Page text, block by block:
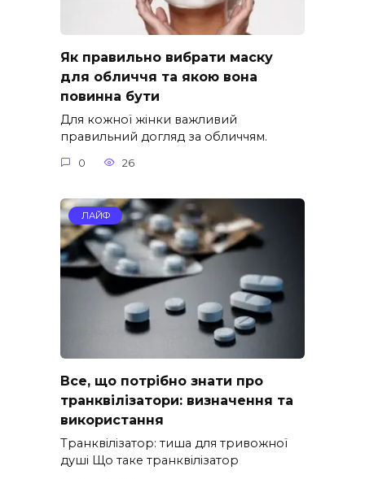
Як правильно вибрати маску
для обличчя та якою вона
повинна бути
Для кожної жінки важливий
правильний догляд за обличчям.
0 26
ЛАЙФ
Все, що потрібно знати про
транквілізатори: визначення та
використання
Транквілізатор: тиша для тривожної
душі Що таке транквілізатор